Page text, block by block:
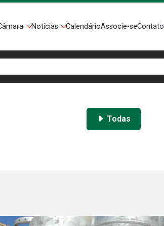
Notícias CalendárioAssocie-seContato
Todas